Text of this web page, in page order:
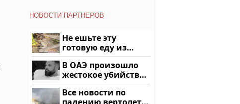
НОВОСТИ ПАРТНЕРОВ
Не ешьте эту
готовую еду из
магазина: список
В ОАЭ произошло
жестокое убийство
криптомиллионера
Все новости по
падению вертолета